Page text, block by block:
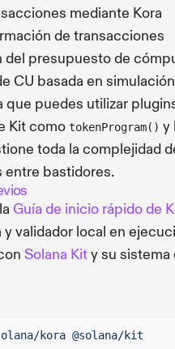
mediante Kora
de transacciones
del presupuesto de
CU basada en
que puedes utilizar
Kit como tokenProgram() y
toda la complejidad
entre bastidores.
Guía de inicio rápido de
y validador local en
Solana Kity su sistema
kora @solana/kit